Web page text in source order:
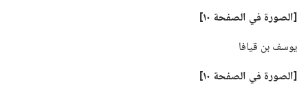
‏[الصورة في الصفحة ١٠]‏
يوسف بن قيافا
‏[الصورة في الصفحة ١٠]‏